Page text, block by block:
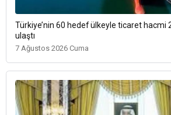
Türkiye’nin 60 hedef ülkeyle ticaret hacmi
ulaştı
7 Ağustos 2026 Cuma